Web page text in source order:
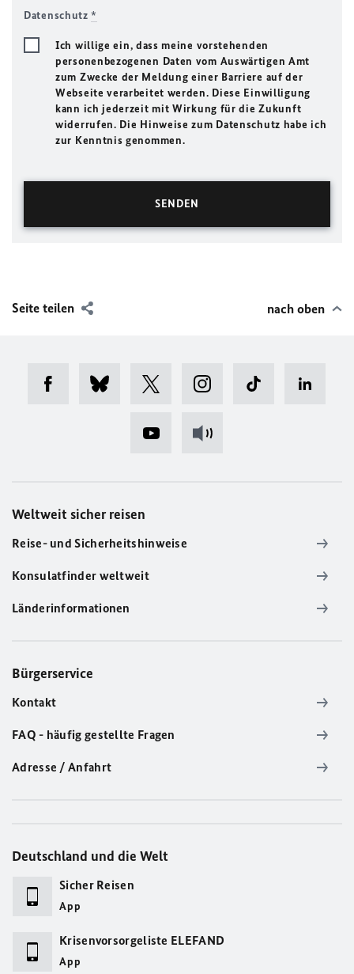
Datenschutz*
Ich willige ein, dass meine vorstehenden
personenbezogenen Daten vom Auswärtigen Amt
zum Zwecke der Meldung einer Barriere auf der
Webseite verarbeitet werden. Diese Einwilligung
kann ich jederzeit mit Wirkung für die Zukunft
widerrufen. Die Hinweise zum Datenschutz habe ich
zur Kenntnis genommen.
Seite teilen nach oben
Weltweit sicher reisen
Reise- und Sicherheitshinweise
Konsulatfinder weltweit
Länderinformationen
Bürgerservice
Kontakt
FAQ - häufig gestellte Fragen
Adresse / Anfahrt
Deutschland und die Welt
Sicher Reisen
App
Krisenvorsorgeliste ELEFAND
App